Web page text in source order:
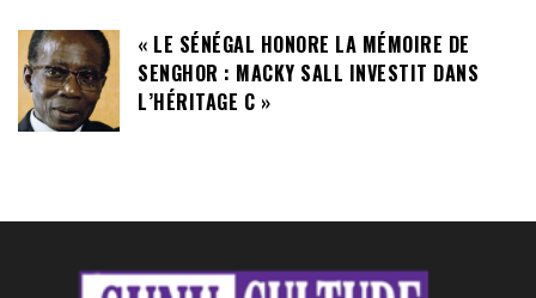
« LE SÉNÉGAL HONORE LA MÉMOIRE DE
SENGHOR : MACKY SALL INVESTIT DANS
L’HÉRITAGE C »